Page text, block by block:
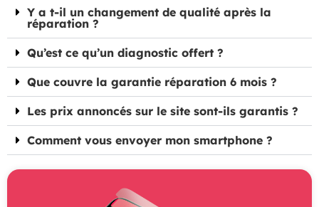
Y a t-il un changement de qualité après la
réparation ?
Qu’est ce qu’un diagnostic offert ?
Que couvre la garantie réparation 6 mois ?
Les prix annoncés sur le site sont-ils garantis ?
Comment vous envoyer mon smartphone ?